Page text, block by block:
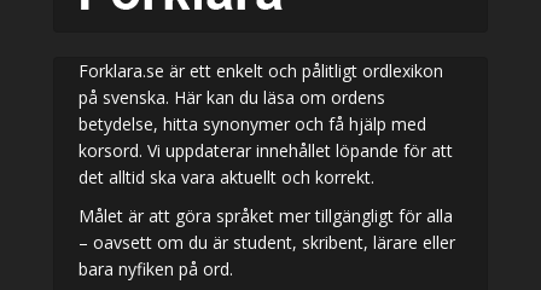
Forklara.se är ett enkelt och pålitligt ordlexikon
på svenska. Här kan du läsa om ordens
betydelse, hitta synonymer och få hjälp med
korsord. Vi uppdaterar innehållet löpande för att
det alltid ska vara aktuellt och korrekt.
Målet är att göra språket mer tillgängligt för alla
– oavsett om du är student, skribent, lärare eller
bara nyfiken på ord.